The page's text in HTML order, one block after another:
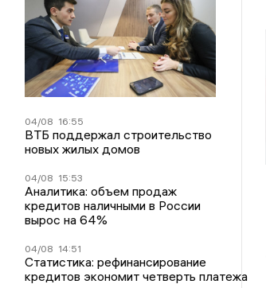
04/08 16:55
ВТБ поддержал строительство
новых жилых домов
04/08 15:53
Аналитика: объем продаж
кредитов наличными в России
вырос на 64%
04/08 14:51
Статистика: рефинансирование
кредитов экономит четверть платежа